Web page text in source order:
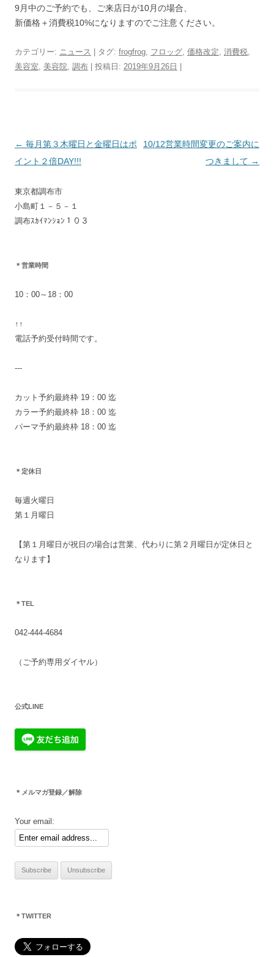
9月中のご予約でも、ご来店日が10月の場合、
新価格＋消費税10%になりますのでご注意ください。
カテゴリー: ニュース | タグ: frogfrog, フロッグ, 価格改定, 消費税,
美容室, 美容院, 調布 | 投稿日: 2019年9月26日
投
稿
ビ
ゲ
ョ
← 毎月第３木曜日と金曜日はポ
イント２倍DAY!!!
10/12営業時間変更のご案内に
つきまして →
東京都調布市
小島町１－５－１
調布ｽｶｲﾏﾝｼｮﾝ１０３
＊営業時間
10：00～18：00
↑↑
電話予約受付時間です。
---
カット予約最終枠 19：00 迄
カラー予約最終枠 18：00 迄
パーマ予約最終枠 18：00 迄
＊定休日
毎週火曜日
第１月曜日
【第１月曜日が祝日の場合は営業、代わりに第２月曜日が定休日と
なります】
＊TEL
042-444-4684
（ご予約専用ダイヤル）
公式LINE
＊メルマガ登録／解除
Your email:
＊TWITTER